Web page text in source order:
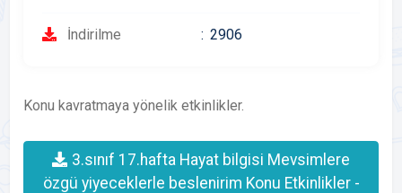
İndirilme 2906
Konu kavratmaya yönelik etkinlikler.
3.sınıf 17.hafta Hayat bilgisi Mevsimlere
özgü yiyeceklerle beslenirim Konu Etkinlikler -